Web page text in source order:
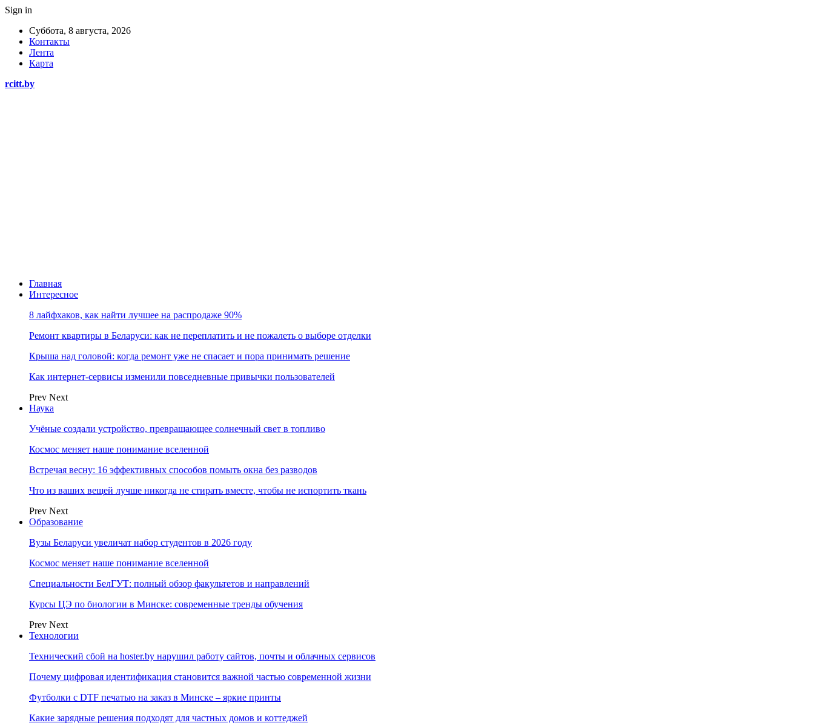
Sign in
Суббота, 8 августа, 2026
Контакты
Лента
Карта
rcitt.by
Главная
Интересное
8 лайфхаков, как найти лучшее на распродаже 90%
Ремонт квартиры в Беларуси: как не переплатить и не пожалеть о выборе отделки
Крыша над головой: когда ремонт уже не спасает и пора принимать решение
Как интернет-сервисы изменили повседневные привычки пользователей
Prev Next
Наука
Учёные создали устройство, превращающее солнечный свет в топливо
Космос меняет наше понимание вселенной
Встречая весну: 16 эффективных способов помыть окна без разводов
Что из ваших вещей лучше никогда не стирать вместе, чтобы не испортить ткань
Prev Next
Образование
Вузы Беларуси увеличат набор студентов в 2026 году
Космос меняет наше понимание вселенной
Специальности БелГУТ: полный обзор факультетов и направлений
Курсы ЦЭ по биологии в Минске: современные тренды обучения
Prev Next
Технологии
Технический сбой на hoster.by нарушил работу сайтов, почты и облачных сервисов
Почему цифровая идентификация становится важной частью современной жизни
Футболки с DTF печатью на заказ в Минске – яркие принты
Какие зарядные решения подходят для частных домов и коттеджей